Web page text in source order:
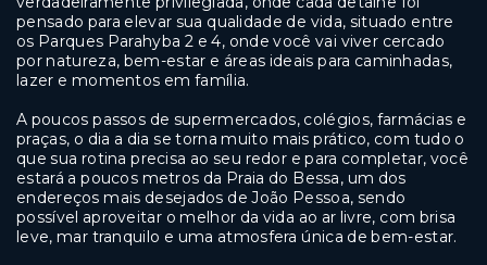
pensado para elevar sua qualidade de vida, situado entre
os Parques Parahyba 2 e 4, onde você vai viver cercado
por natureza, bem-estar e áreas ideais para caminhadas,
lazer e momentos em família.
A poucos passos de supermercados, colégios, farmácias e
praças, o dia a dia se torna muito mais prático, com tudo o
que sua rotina precisa ao seu redor e para completar, você
estará a poucos metros da Praia do Bessa, um dos
endereços mais desejados de João Pessoa, sendo
possível aproveitar o melhor da vida ao ar livre, com brisa
leve, mar tranquilo e uma atmosfera única de bem-estar.